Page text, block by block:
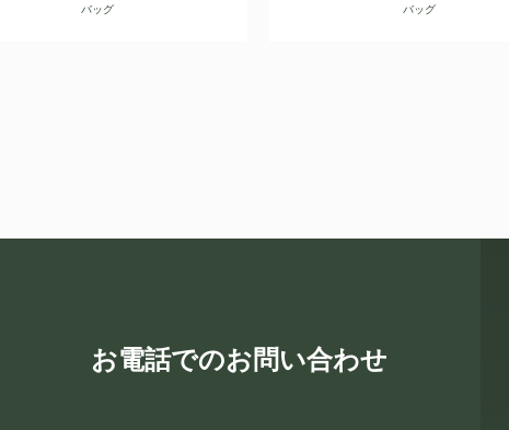
バッグ バッグ
お電話でのお問い合わせ